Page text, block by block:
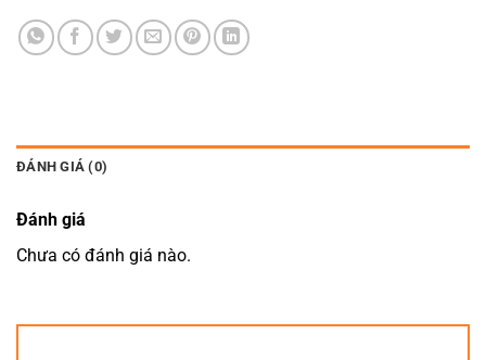
ĐÁNH GIÁ (0)
Đánh giá
Chưa có đánh giá nào.